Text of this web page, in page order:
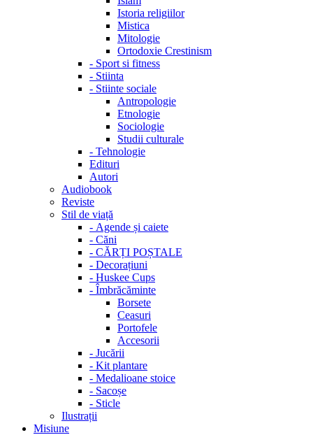
Istoria religiilor
Mistica
Mitologie
Ortodoxie Crestinism
- Sport si fitness
- Stiinta
- Stiinte sociale
Antropologie
Etnologie
Sociologie
Studii culturale
- Tehnologie
Edituri
Autori
Audiobook
Reviste
Stil de viață
- Agende și caiete
- Căni
- CĂRȚI POȘTALE
- Decorațiuni
- Huskee Cups
- Îmbrăcăminte
Borsete
Ceasuri
Portofele
Accesorii
- Jucării
- Kit plantare
- Medalioane stoice
- Sacoșe
- Sticle
Ilustrații
Misiune